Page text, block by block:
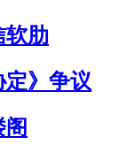
软肋
》争议